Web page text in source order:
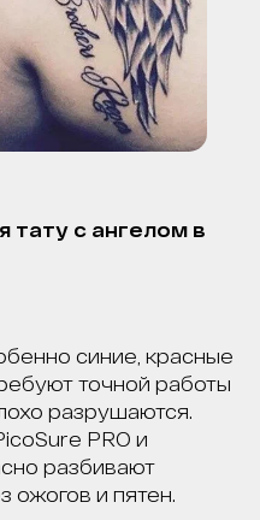
тату с ангелом в
синие, красные
точной работы
разрушаются.
PRO и
разбивают
ожогов и пятен.